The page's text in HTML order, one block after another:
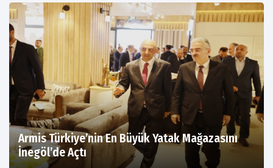
Armis Türkiye’nin En Büyük Yatak Mağazasını
İnegöl’de Açtı